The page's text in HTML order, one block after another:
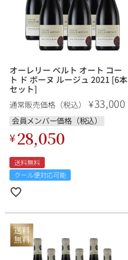
オーレリー ベルト オート コー
ト ド ボーヌ ルージュ 2021 [6本
セット]
通常販売価格（税込） ¥33,000
会員メンバー価格（税込）
¥28,050
送料無料
クール便対応可能